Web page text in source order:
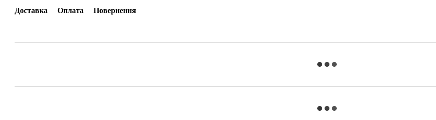
Доставка Оплата Повернення